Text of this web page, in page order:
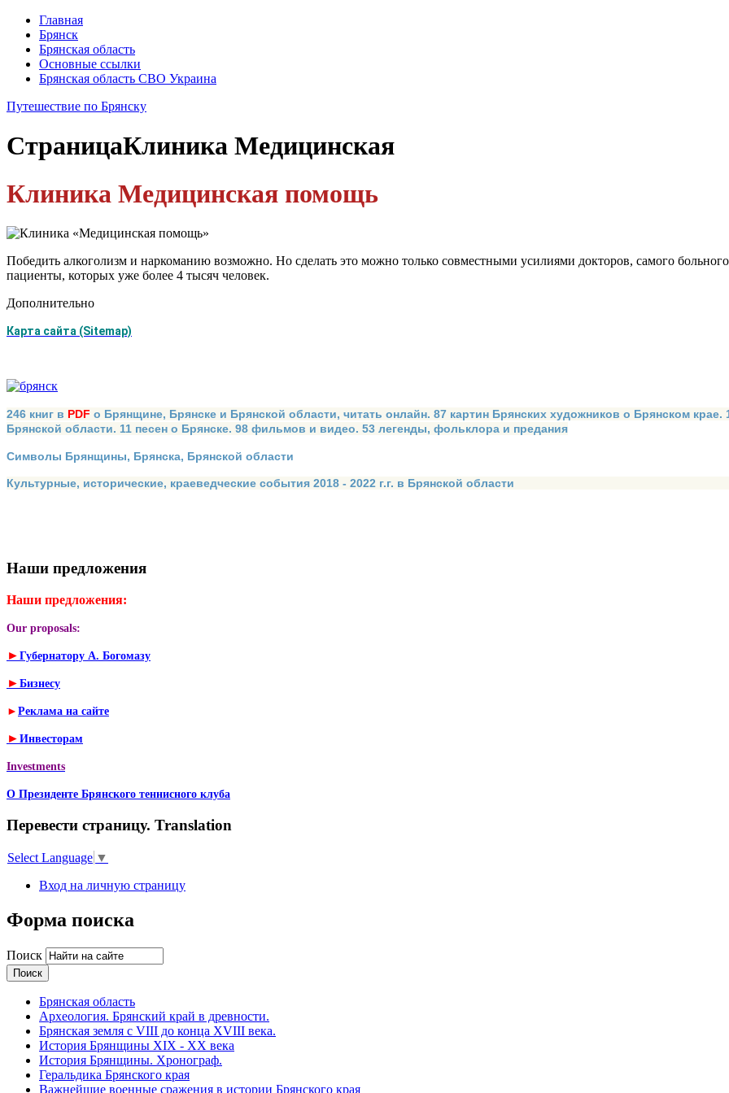
Главная
Брянск
Брянская область
Основные ссылки
Брянская область СВО Украина
Путешествие по Брянску
СтраницаКлиника Медицинская
Клиника Медицинская помощь
Победить алкоголизм и наркоманию возможно. Но сделать это можно только совместными усилиями докторов, самого
пациенты, которых уже более 4 тысяч человек.
Дополнительно
Карта сайта (Sitemap)
246 книг в PDF о Брянщине, Брянске и Брянской области, читать онлайн. 87 картин Брянских художников о Брянском
Брянской области. 11 песен о Брянске. 98 фильмов и видео. 53 легенды, фольклора и предания
Символы Брянщины, Брянска, Брянской области
Культурные, исторические, краеведческие события 2018 - 2022 г.г. в Брянской области
Наши предложения
Наши предложения:
Our proposals:
► Губернатору А. Богомазу
► Бизнесу
► Реклама на сайте
► Инвесторам
Investments
О Президенте Брянского теннисного клуба
Перевести страницу. Translation
Select Language ▼
Вход на личную страницу
Форма поиска
Поиск
Брянская область
Археология. Брянский край в древности.
Брянская земля с VIII до конца XVIII века.
История Брянщины XIX - XX века
История Брянщины. Хронограф.
Геральдика Брянского края
Важнейшие военные сражения в истории Брянского края